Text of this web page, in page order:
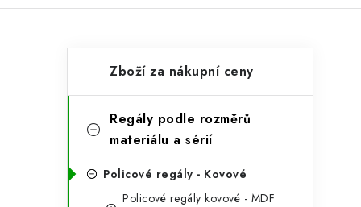
o
r
kategorie
a
g
Zboží za nákupní ceny
Regály podle rozměrů
materiálu a sérií
Policové regály - Kovové
Policové regály kovové - MDF